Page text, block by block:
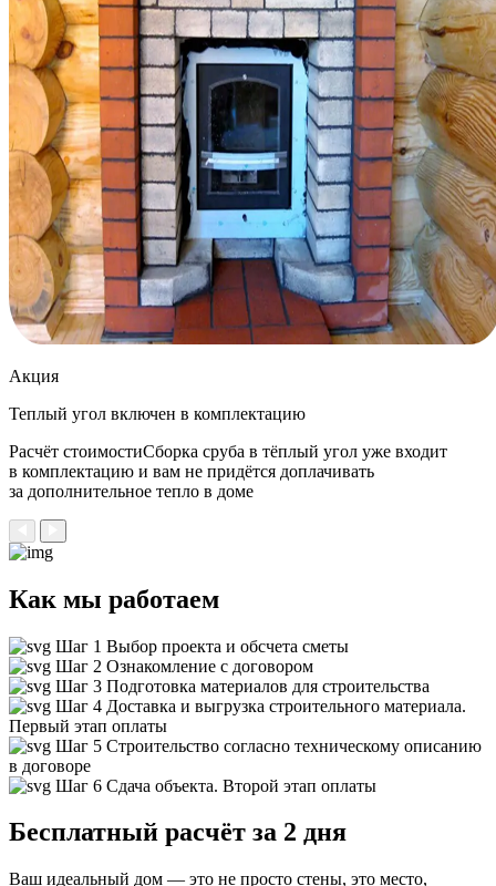
Акция
Теплый угол включен в комплектацию
Расчёт стоимостиСборка сруба в тёплый угол уже входит
в комплектацию и вам не придётся доплачивать
за дополнительное тепло в доме
Как мы работаем
Шаг 1 Выбор проекта и обсчета сметы
Шаг 2 Ознакомление с договором
Шаг 3 Подготовка материалов для строительства
Шаг 4 Доставка и выгрузка строительного материала.
Первый этап оплаты
Шаг 5 Строительство согласно техническому описанию
в договоре
Шаг 6 Сдача объекта. Второй этап оплаты
Бесплатный расчёт за 2 дня
Ваш идеальный дом — это не просто стены, это место,